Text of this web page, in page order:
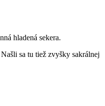
hladená sekera.
sa tu tiež zvyšky sakrálnej